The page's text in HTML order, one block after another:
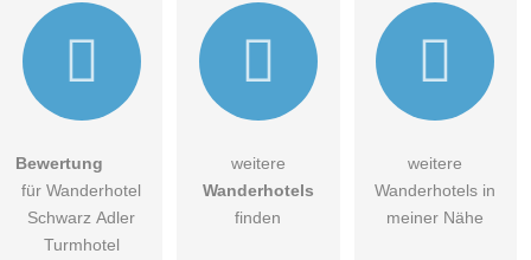
DieDatenschutzerklärunghabe ich zur Kenntnis genommen.
öffentliche Frage stellen
Bewertung
für Wanderhotel
Schwarz Adler
Turmhotel
weitere
Wanderhotels
finden
weitere
Wanderhotels in
meiner Nähe